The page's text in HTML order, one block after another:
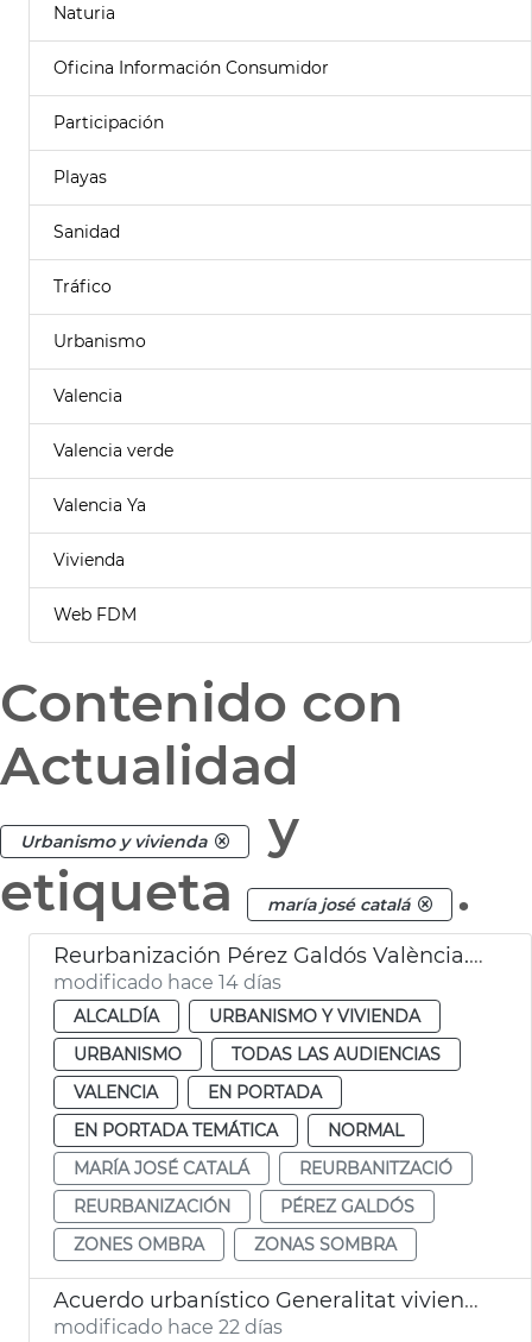
Naturia
Oficina Información Consumidor
Participación
Playas
Sanidad
Tráfico
Urbanismo
Valencia
Valencia verde
Valencia Ya
Vivienda
Web FDM
Contenido con
Actualidad
Urbanismo y vivienda
y
etiqueta
maría josé catalá .
Reurbanización Pérez Galdós València. Zonas sombra
modificado hace 14 días
ALCALDÍA
URBANISMO Y VIVIENDA
URBANISMO
TODAS LAS AUDIENCIAS
VALENCIA
EN PORTADA
EN PORTADA TEMÁTICA
NORMAL
MARÍA JOSÉ CATALÁ
REURBANITZACIÓ
REURBANIZACIÓN
PÉREZ GALDÓS
ZONES OMBRA
ZONAS SOMBRA
Acuerdo urbanístico Generalitat viviendas la Torre València
modificado hace 22 días